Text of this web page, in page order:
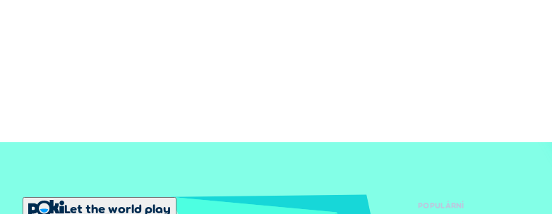
Let the world play POPULÁRNÍ